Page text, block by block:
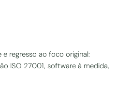
regresso ao foco original:
ISO 27001, software à medida,